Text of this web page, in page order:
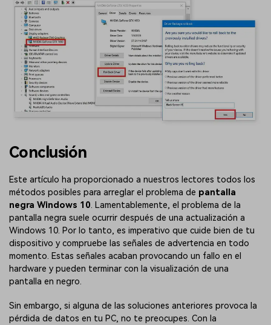
Conclusión
Este artículo ha proporcionado a nuestros lectores todos los
métodos posibles para arreglar el problema de pantalla
negra Windows 10. Lamentablemente, el problema de la
pantalla negra suele ocurrir después de una actualización a
Windows 10. Por lo tanto, es imperativo que cuide bien de tu
dispositivo y compruebe las señales de advertencia en todo
momento. Estas señales acaban provocando un fallo en el
hardware y pueden terminar con la visualización de una
pantalla en negro.
Sin embargo, si alguna de las soluciones anteriores provoca la
pérdida de datos en tu PC, no te preocupes. Con la